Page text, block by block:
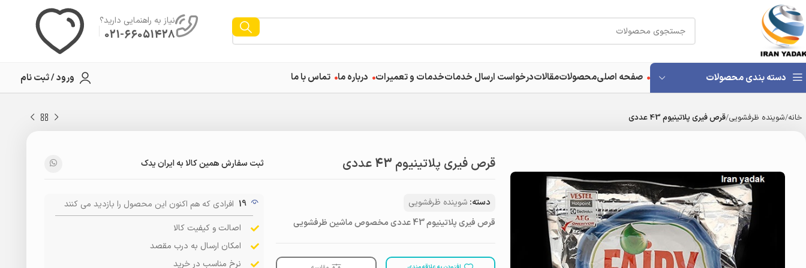
نیاز به راهنمایی دارید؟
021-66051428
دسته بندی محصولات صفحه اصلیمحصولاتمقالاتدرخواست ارسال خدماتخدمات و تعمیرات درباره ما تماس با ما ورود / ثبت نام
خانه شوینده ظرفشویی قرص فیری پلاتینیوم 43 عددی
قرص فیری پلاتینیوم 43 عددی ثبت سفارش همین کالا به ایران یدک
دسته: شوینده ظرفشویی
قرص فیری پلاتینیوم 43 عددی مخصوص ماشین ظرفشویی
19 افرادی که هم اکنون این محصول را بازدید می کنند
اصالت و کیفیت کالا
امکان ارسال به درب مقصد
نرخ مناسب در خرید